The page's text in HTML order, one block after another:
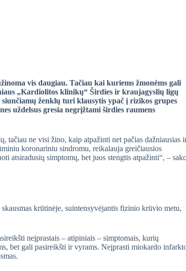
vis daugiau. Tačiau kai kuriems žmonėms gali
„Kardiolitos klinikų“ Širdies ir kraujagyslių ligų
ženklų turi klausytis ypač į rizikos grupes
uždelsus gresia negrįžtami širdies raumens
tačiau ne visi žino, kaip atpažinti net pačias dažniausias
koronariniu sindromu, reikalauja greičiausios
atsiradusių simptomų, bet juos stengtis atpažinti“, –
krūtinėje, suintensyvėjantis fizinio krūvio metu,
neįprastais – atipiniais – simptomais, kurių
bet gali pasireikšti ir vyrams. Neįprasti miokardo